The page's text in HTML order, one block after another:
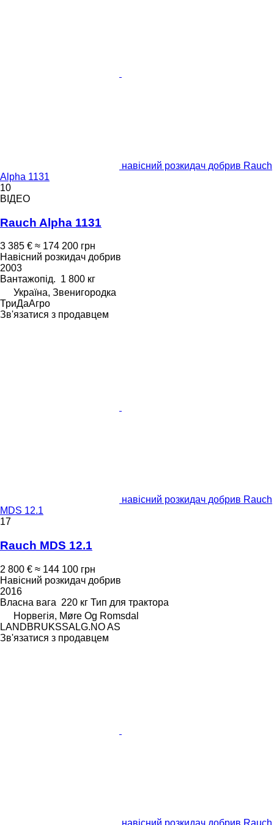
навісний розкидач добрив Rauch
Alpha 1131
10
ВІДЕО
Rauch Alpha 1131
3 385 € ≈ 174 200 грн
Навісний розкидач добрив
2003
Вантажопід. 1 800 кг
Україна, Звенигородка
ТриДаАгро
Зв'язатися з продавцем
навісний розкидач добрив Rauch
MDS 12.1
17
Rauch MDS 12.1
2 800 € ≈ 144 100 грн
Навісний розкидач добрив
2016
Власна вага 220 кг Тип для трактора
Норвегія, Møre Og Romsdal
LANDBRUKSSALG.NO AS
Зв'язатися з продавцем
навісний розкидач добрив Rauch